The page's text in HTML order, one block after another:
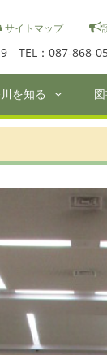
サイトマップ
TEL：087-868-
を知る